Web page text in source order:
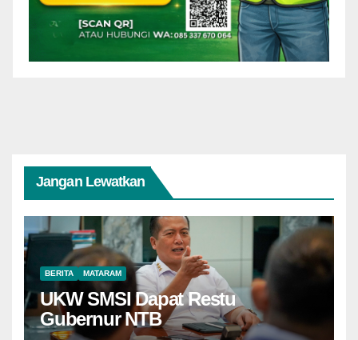
Jangan Lewatkan
BERITA MATARAM
UKW SMSI Dapat Restu
Gubernur NTB